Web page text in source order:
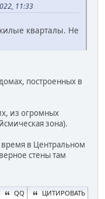
11:33
кварталы. Не
построенных в
из огромных
зона).
время в Центральном
стены там
QQ ЦИТИРОВАТЬ